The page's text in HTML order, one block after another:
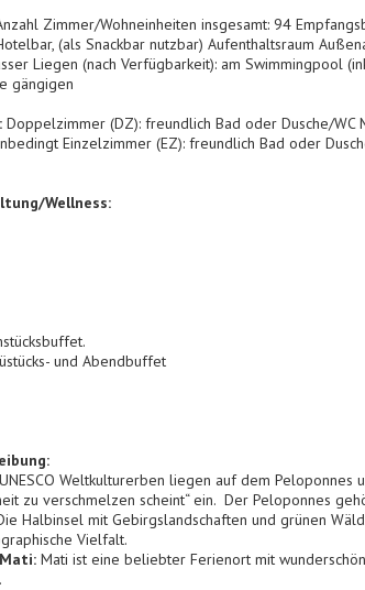
Zimmer/Wohneinheiten insgesamt: 94
(als Snackbar nutzbar) Aufenthaltsraum
Liegen (nach Verfügbarkeit): am Swimmingpool
gängigen
Doppelzimmer (DZ): freundlich Bad oder Dusche/WC
Einzelzimmer (EZ): freundlich Bad oder
Wellness:
und Abendbuffet
Weltkulturerben liegen auf dem
zu verschmelzen scheint“ ein. Der Peloponnes
Halbinsel mit Gebirgslandschaften und grünen
Vielfalt.
Mati ist eine beliebter Ferienort mit